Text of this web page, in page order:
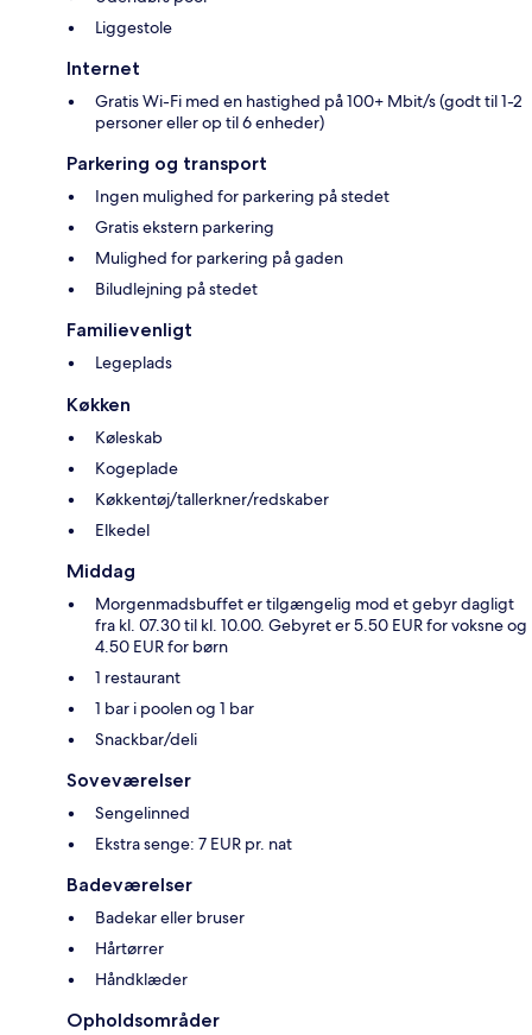
Liggestole
Internet
Gratis Wi-Fi med en hastighed på 100+ Mbit/s (godt til 1-2
personer eller op til 6 enheder)
Parkering og transport
Ingen mulighed for parkering på stedet
Gratis ekstern parkering
Mulighed for parkering på gaden
Biludlejning på stedet
Familievenligt
Legeplads
Køkken
Køleskab
Kogeplade
Køkkentøj/tallerkner/redskaber
Elkedel
Middag
Morgenmadsbuffet er tilgængelig mod et gebyr dagligt
fra kl. 07.30 til kl. 10.00. Gebyret er 5.50 EUR for voksne og
4.50 EUR for børn
1 restaurant
1 bar i poolen og 1 bar
Snackbar/deli
Soveværelser
Sengelinned
Ekstra senge: 7 EUR pr. nat
Badeværelser
Badekar eller bruser
Hårtørrer
Håndklæder
Opholdsområder